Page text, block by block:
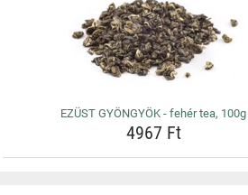
EZÜST GYÖNGYÖK - fehér tea, 100g
4967 Ft